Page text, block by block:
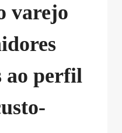
varejo
ao perfil